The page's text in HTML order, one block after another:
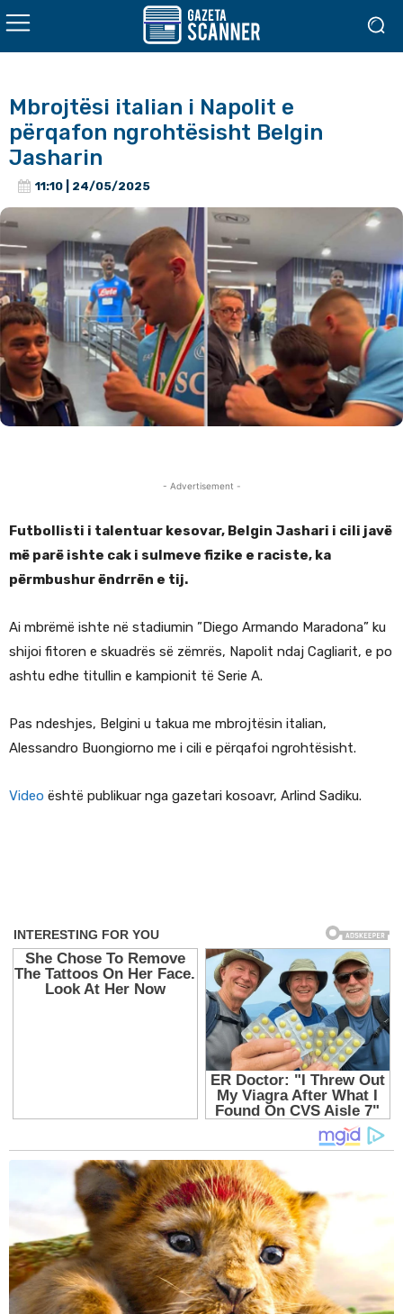
Mbrojtësi italian i Napolit e
përqafon ngrohtësisht Belgin
Jasharin
11:10 | 24/05/2025
- Advertisement -
Futbollisti i talentuar kesovar, Belgin Jashari i cili javë
më parë ishte cak i sulmeve fizike e raciste, ka
përmbushur ëndrrën e tij.
Ai mbrëmë ishte në stadiumin ”Diego Armando Maradona” ku
shijoi fitoren e skuadrës së zëmrës, Napolit ndaj Cagliarit, e po
ashtu edhe titullin e kampionit të Serie A.
Pas ndeshjes, Belgini u takua me mbrojtësin italian,
Alessandro Buongiorno me i cili e përqafoi ngrohtësisht.
Video është publikuar nga gazetari kosoavr, Arlind Sadiku.